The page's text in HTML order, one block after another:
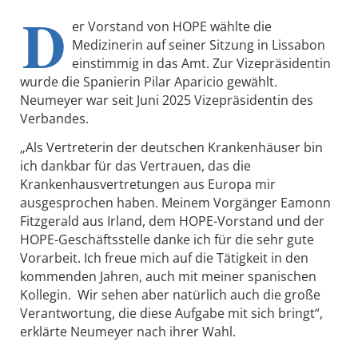
D er Vorstand von HOPE wählte die
Medizinerin auf seiner Sitzung in Lissabon
einstimmig in das Amt. Zur Vizepräsidentin
wurde die Spanierin Pilar Aparicio gewählt.
Neumeyer war seit Juni 2025 Vizepräsidentin des
Verbandes.
„Als Vertreterin der deutschen Krankenhäuser bin
ich dankbar für das Vertrauen, das die
Krankenhausvertretungen aus Europa mir
ausgesprochen haben. Meinem Vorgänger Eamonn
Fitzgerald aus Irland, dem HOPE-Vorstand und der
HOPE-Geschäftsstelle danke ich für die sehr gute
Vorarbeit. Ich freue mich auf die Tätigkeit in den
kommenden Jahren, auch mit meiner spanischen
Kollegin. Wir sehen aber natürlich auch die große
Verantwortung, die diese Aufgabe mit sich bringt“,
erklärte Neumeyer nach ihrer Wahl.